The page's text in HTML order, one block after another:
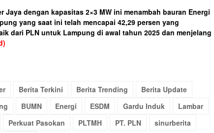
Jaya dengan kapasitas 2×3 MW ini menambah bauran Energi
yang saat ini telah mencapai 42,29 persen yang
dari PLN untuk Lampung di awal tahun 2025 dan menjelang
Berita Terkini Berita Trending
Berita Update
BUMN Energi ESDM Gardu Induk
Lambar
Perkuat Pasokan PLTMH PT. PLN
sinurberita